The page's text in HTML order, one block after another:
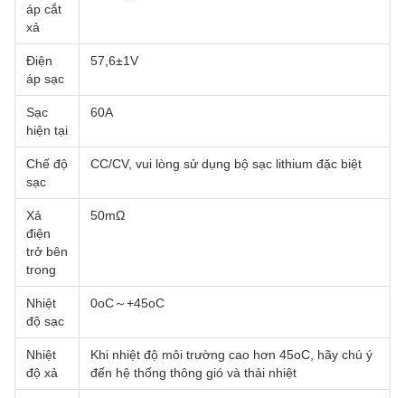
áp cắt
xả
Điện
áp sạc
57,6±1V
Sạc
hiện tại
60A
Chế độ
sạc
CC/CV, vui lòng sử dụng bộ sạc lithium đặc biệt
Xả
điện
trở bên
trong
50mΩ
Nhiệt
độ sạc
0oC～+45oC
Nhiệt
độ xả
Khi nhiệt độ môi trường cao hơn 45oC, hãy chú ý
đến hệ thống thông gió và thải nhiệt